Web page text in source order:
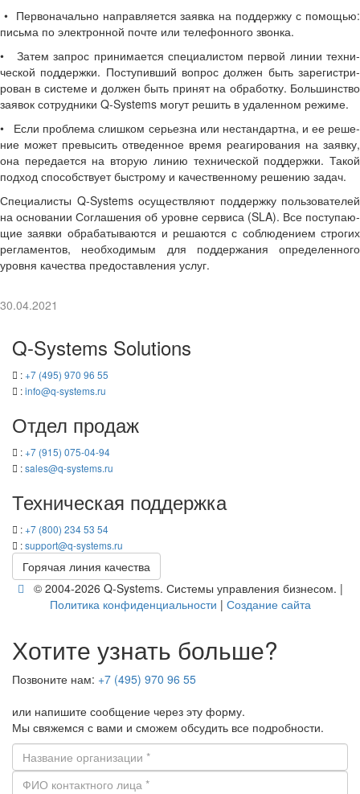
• Пер­во­на­чаль­но на­прав­ля­ет­ся за­яв­ка на под­держ­ку с по­мо­щью:
пись­ма по элек­трон­ной почте или те­ле­фон­но­го звон­ка.
• Затем за­прос при­ни­ма­ет­ся спе­ци­а­ли­стом пер­вой линии тех­ни­
че­ской под­держ­ки. По­сту­пив­ший во­прос дол­жен быть за­ре­ги­стри­
ро­ван в си­сте­ме и дол­жен быть при­нят на об­ра­бот­ку. Боль­шин­ство
за­явок со­труд­ни­ки Q-​Systems могут ре­шить в уда­лен­ном ре­жи­ме.
• Если про­бле­ма слиш­ком се­рьез­на или нестан­дарт­на, и ее ре­ше­
ние может пре­вы­сить от­ве­ден­ное время ре­а­ги­ро­ва­ния на за­яв­ку,
она пе­ре­да­ет­ся на вто­рую линию тех­ни­че­ской под­держ­ки. Такой
под­ход спо­соб­ству­ет быст­ро­му и ка­че­ствен­но­му ре­ше­нию задач.
Спе­ци­а­ли­сты Q-​Systems осу­ществ­ля­ют под­держ­ку поль­зо­ва­те­лей
на ос­но­ва­нии Со­гла­ше­ния об уровне сер­ви­са (SLA). Все по­сту­па­ю­
щие за­яв­ки об­ра­ба­ты­ва­ют­ся и ре­ша­ют­ся с со­блю­де­ни­ем стро­гих
ре­гла­мен­тов, необ­хо­ди­мым для под­дер­жа­ния опре­де­лен­но­го
уров­ня ка­че­ства предо­став­ле­ния услуг.
30.04.2021
Q-​Systems Solutions
:+7 (495) 970 96 55
:info@q-​systems.ru
Отдел про­даж
:+7 (915) 075-04-94
:sales@q-​systems.ru
Тех­ни­че­ская под­держ­ка
:+7 (800) 234 53 54
:support@q-​systems.ru
Го­ря­чая линия ка­че­ства
© 2004-2026 Q-​Systems. Си­сте­мы управ­ле­ния биз­не­сом. |
По­ли­ти­ка кон­фи­ден­ци­аль­но­сти | Со­зда­ние сайта
Хотите узнать больше?
Позвоните нам: +7 (495) 970 96 55
или напишите сообщение через эту форму.
Мы свяжемся с вами и сможем обсудить все подробности.